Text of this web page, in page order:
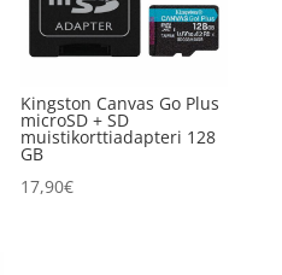
Kingston Canvas Go Plus
microSD + SD
muistikorttiadapteri 128
GB
17,90€